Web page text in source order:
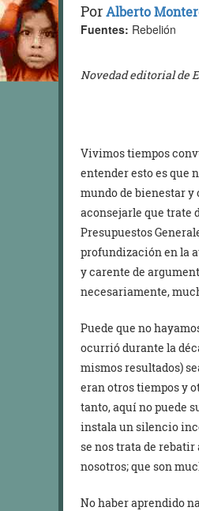
PorAlberto
Fuentes: Rebelión
Novedad editorial de
Vivimos tiempos
entender esto es que
mundo de bienestar y
aconsejarle que trate
Presupuestos
profundización en la
y carente de
necesariamente,
Puede que no
ocurrió durante la
mismos resultados)
eran otros tiempos y
tanto, aquí no puede
instala un silencio
se nos trata de rebatir
nosotros; que son
No haber aprendido